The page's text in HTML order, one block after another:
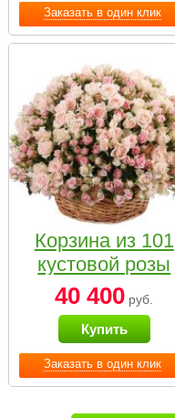
Заказать в один клик
Заказать в один клик
Корзина из 101
кустовой розы
нежных тонов
40 400 руб.
Купить